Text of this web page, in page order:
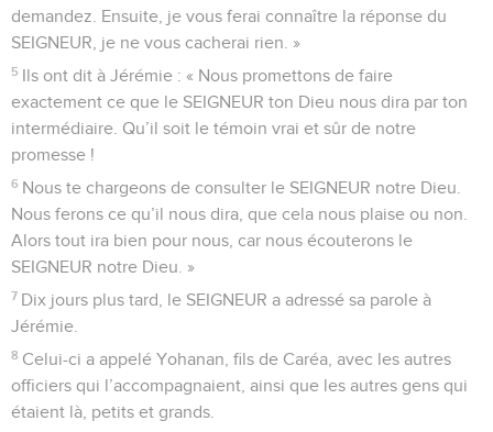
demandez. Ensuite, je vous ferai connaître la réponse du
SEIGNEUR, je ne vous cacherai rien. »
5 Ils ont dit à Jérémie : « Nous promettons de faire
exactement ce que le SEIGNEUR ton Dieu nous dira par ton
intermédiaire. Qu’il soit le témoin vrai et sûr de notre
promesse !
6 Nous te chargeons de consulter le SEIGNEUR notre Dieu.
Nous ferons ce qu’il nous dira, que cela nous plaise ou non.
Alors tout ira bien pour nous, car nous écouterons le
SEIGNEUR notre Dieu. »
7 Dix jours plus tard, le SEIGNEUR a adressé sa parole à
Jérémie.
8 Celui-ci a appelé Yohanan, fils de Caréa, avec les autres
officiers qui l’accompagnaient, ainsi que les autres gens qui
étaient là, petits et grands.